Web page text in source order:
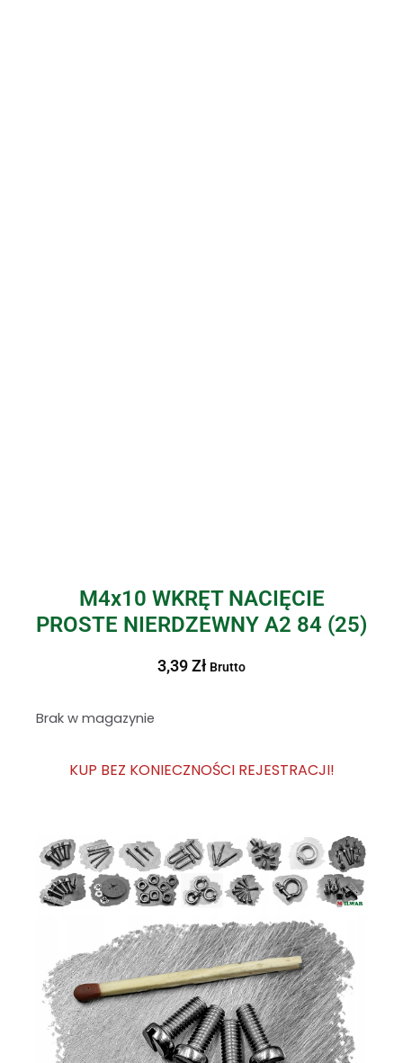
M4x10 WKRĘT NACIĘCIE
PROSTE NIERDZEWNY A2 84 (25)
3,39Zł Brutto
Brak w magazynie
KUP BEZ KONIECZNOŚCI REJESTRACJI!